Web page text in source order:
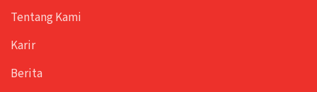
Tentang Kami
Karir
Berita